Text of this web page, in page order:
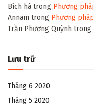
Bích hà trong Phương
Annam trong Phương
Trần Phương Quỳnh trong
Lưu trữ
Tháng 6 2020
Tháng 5 2020